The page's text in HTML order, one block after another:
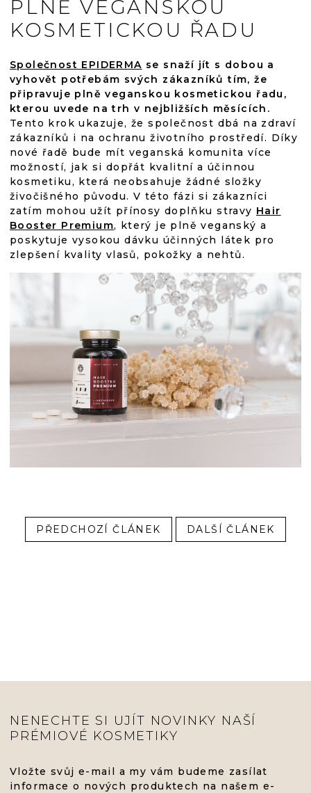
PLNĚ VEGANSKOU
KOSMETICKOU ŘADU
Společnost EPIDERMA se snaží jít s dobou a
vyhovět potřebám svých zákazníků tím, že
připravuje plně veganskou kosmetickou řadu,
kterou uvede na trh v nejbližších měsících.
Tento krok ukazuje, že společnost dbá na zdraví
zákazníků i na ochranu životního prostředí. Díky
nové řadě bude mít veganská komunita více
možností, jak si dopřát kvalitní a účinnou
kosmetiku, která neobsahuje žádné složky
živočišného původu. V této fázi si zákazníci
zatím mohou užít přínosy doplňku stravy Hair
Booster Premium, který je plně veganský a
poskytuje vysokou dávku účinných látek pro
zlepšení kvality vlasů, pokožky a nehtů.
PŘEDCHOZÍ ČLÁNEK DALŠÍ ČLÁNEK
NENECHTE SI UJÍT NOVINKY NAŠÍ
PRÉMIOVÉ KOSMETIKY
Vložte svůj e-mail a my vám budeme zasílat
informace o nových produktech na našem e-